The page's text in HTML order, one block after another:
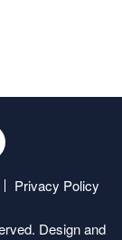
Privacy Policy
Design and